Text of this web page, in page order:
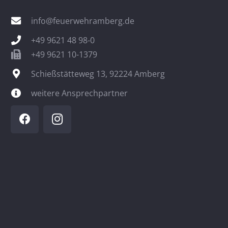
info@feuerwehramberg.de
+49 9621 48 98-0
+49 9621 10-1379
Schießstätteweg 13, 92224 Amberg
weitere Ansprechpartner